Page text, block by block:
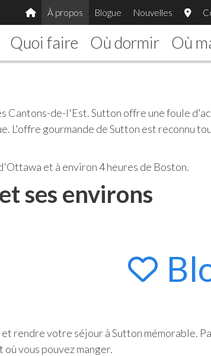
À propos Blogue Nouvelles
Quoi faire Où dormir Où
Cantons-de-l'Est. Sutton offre une foule
L'offre gourmande de Sutton est reconnu
et à environ 4 heures de Boston.
ses environs
rendre votre séjour à Sutton mémorable.
vous pouvez manger.